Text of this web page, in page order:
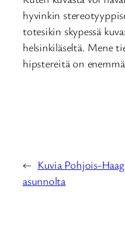
hyvinkin
totesikin skypessä
helsinkiläseltä. Mene
hipstereitä on
← Kuvia Pohjois-
asunnolta